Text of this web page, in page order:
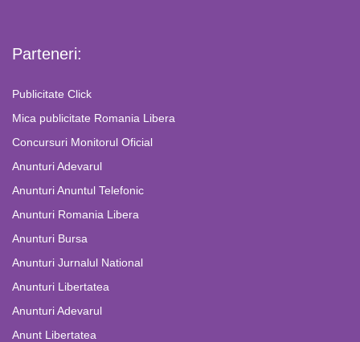
Parteneri:
Publicitate Click
Mica publicitate Romania Libera
Concursuri Monitorul Oficial
Anunturi Adevarul
Anunturi Anuntul Telefonic
Anunturi Romania Libera
Anunturi Bursa
Anunturi Jurnalul National
Anunturi Libertatea
Anunturi Adevarul
Anunt Libertatea